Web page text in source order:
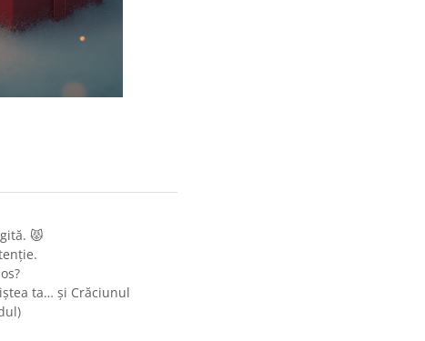
😾
ta… și Crăciunul